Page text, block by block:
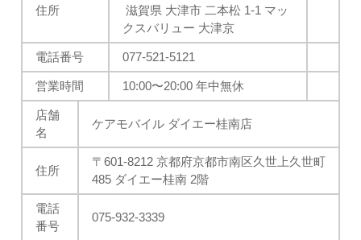
住所
滋賀県 大津市 二本松 1-1 マッ
クスバリュー 大津京
電話番号 077-521-5121
営業時間 10:00〜20:00 年中無休
店舗
名
ケアモバイル ダイエー桂南店
住所
〒601-8212 京都府京都市南区久世上久世町
485 ダイエー桂南 2階
電話
番号
075-932-3339